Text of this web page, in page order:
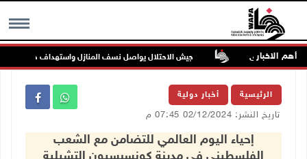
MENU أهم الاخبار
ويصيب أخرى جيش الاحتلال يواصل نسف المنازل واستهداف خيام النازحين
الرئيسية أخبار دولية
تاريخ النشر: 02/12/2024 07:45 م
إحياء اليوم العالمي للتضامن مع الشعب